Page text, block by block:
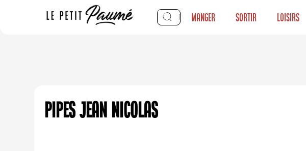
Manger Sortir Loisirs
Pipes Jean Nicolas